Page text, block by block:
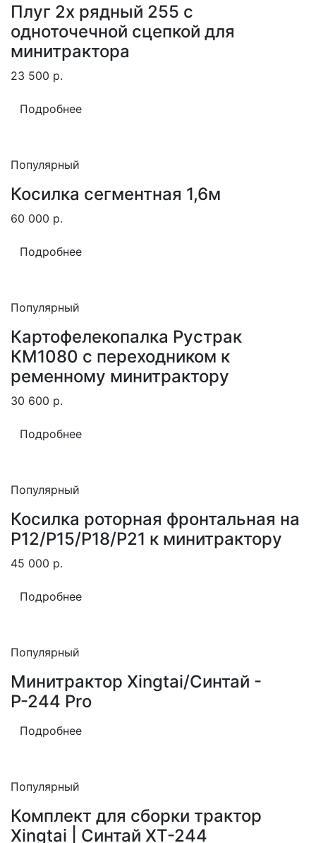
Плуг 2х рядный 255 с
одноточечной сцепкой для
минитрактора
23 500 р.
Подробнее
Популярный
Косилка сегментная 1,6м
60 000 р.
Подробнее
Популярный
Картофелекопалка Рустрак
КМ1080 с переходником к
ременному минитрактору
30 600 р.
Подробнее
Популярный
Косилка роторная фронтальная на
Р12/Р15/Р18/Р21 к минитрактору
45 000 р.
Подробнее
Популярный
Минитрактор Xingtai/Синтай -
Р-244 Pro
Подробнее
Популярный
Комплект для сборки трактор
Xingtai | Синтай XT-244